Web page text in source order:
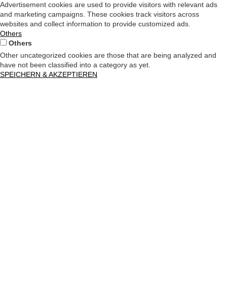
Advertisement cookies are used to provide visitors with relevant ads
and marketing campaigns. These cookies track visitors across
websites and collect information to provide customized ads.
Others
Others
Other uncategorized cookies are those that are being analyzed and
have not been classified into a category as yet.
SPEICHERN & AKZEPTIEREN